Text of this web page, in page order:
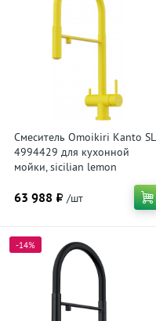
Смеситель Omoikiri Kanto SL
4994429 для кухонной
мойки, sicilian lemon
63 988 ₽ /шт
-14%